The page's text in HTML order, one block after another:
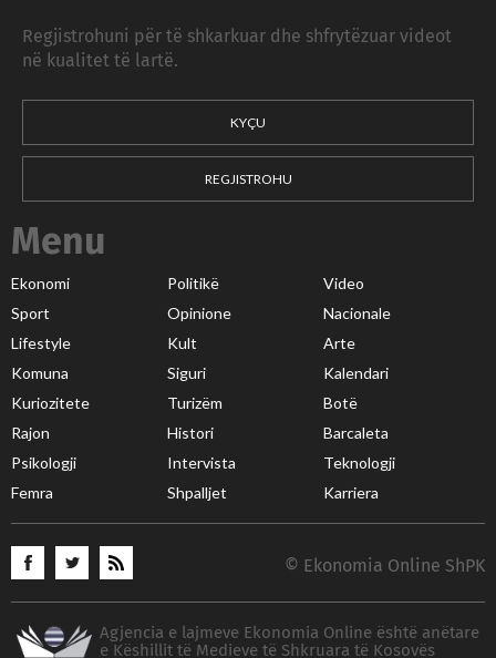
Regjistrohuni për të shkarkuar dhe shfrytëzuar videot
në kualitet të lartë.
KYÇU
REGJISTROHU
Menu
Ekonomi Politikë
Video
Sport
Opinione
Nacionale
Lifestyle
Kult
Arte
Komuna
Siguri
Kalendari
Kuriozitete
Turizëm
Botë
Rajon
Histori
Barcaleta
Psikologji
Intervista
Teknologji
Femra
Shpalljet Karriera
© Ekonomia Online ShPK
Agjencia e lajmeve Ekonomia Online është anëtare
e Këshillit të Medieve të Shkruara të Kosovës